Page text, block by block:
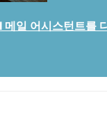
메일 어시스턴트를